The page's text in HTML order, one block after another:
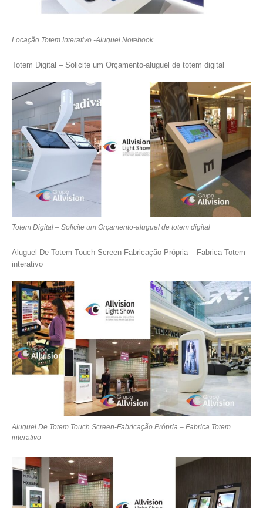
Locação Totem Interativo -Aluguel Notebook
Totem Digital – Solicite um Orçamento-aluguel de totem digital
Totem Digital – Solicite um Orçamento-aluguel de totem digital
Aluguel De Totem Touch Screen-Fabricação Própria – Fabrica Totem
interativo
Aluguel De Totem Touch Screen-Fabricação Própria – Fabrica Totem
interativo